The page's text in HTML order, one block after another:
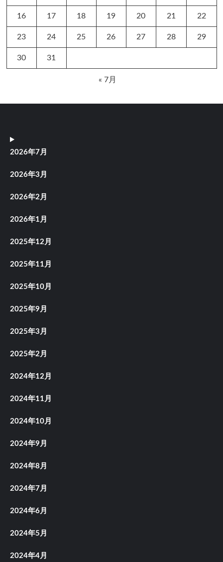
16 17 18 19 20 21 22
23 24 25 26 27 28 29
30 31
« 7月
2026年7月
2026年3月
2026年2月
2026年1月
2025年12月
2025年11月
2025年10月
2025年9月
2025年3月
2025年2月
2024年12月
2024年11月
2024年10月
2024年9月
2024年8月
2024年7月
2024年6月
2024年5月
2024年4月